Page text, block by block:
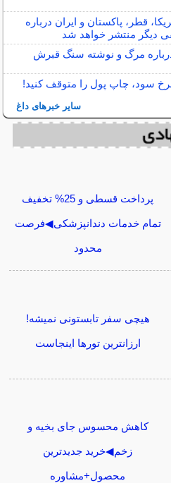
قطر، پاکستان و ایران درباره
دیگر منتشر خواهد شد
مرگ و نوشته‌ سنگ قبرش
سود، چاپ پول را متوقف کنید!
سایر خبرهای داغ
پرداخت قسطی و 25% تخفیف
تمام خدمات دندانپزشکی◀فرصت
محدود
هیچی سفر تابستونی نمیشه!
ارزانترین تورها اینجاست
کاهش محسوس جای بخیه و
زخم◀خرید جدیدترین
محصول+مشاوره